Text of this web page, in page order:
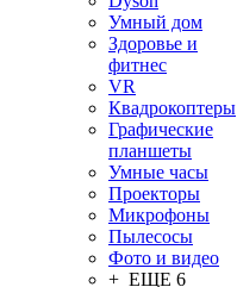
Умный дом
Здоровье и
фитнес
VR
Квадрокоптеры
Графические
планшеты
Умные часы
Проекторы
Микрофоны
Пылесосы
Фото и видео
+ ЕЩЕ 6